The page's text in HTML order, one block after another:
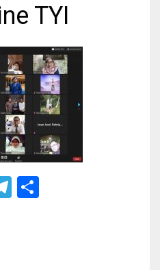
TYI
Telegram